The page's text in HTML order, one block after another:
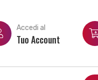
Accedi al
Tuo Account